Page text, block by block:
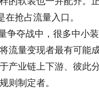
抢占流量入口。
夺战中，很多中小
流量变现者最有可能
产业链上下游、彼此
则制定者。